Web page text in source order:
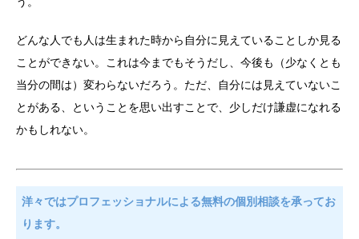
どんな人でも人は生まれた時から自分に見えていることしか見る
ことができない。これは今までもそうだし、今後も（少なくとも
当分の間は）変わらないだろう。ただ、自分には見えていないこ
とがある、ということを思い出すことで、少しだけ謙虚になれる
かもしれない。
洋々ではプロフェッショナルによる無料の個別相談を承ってお
ります。